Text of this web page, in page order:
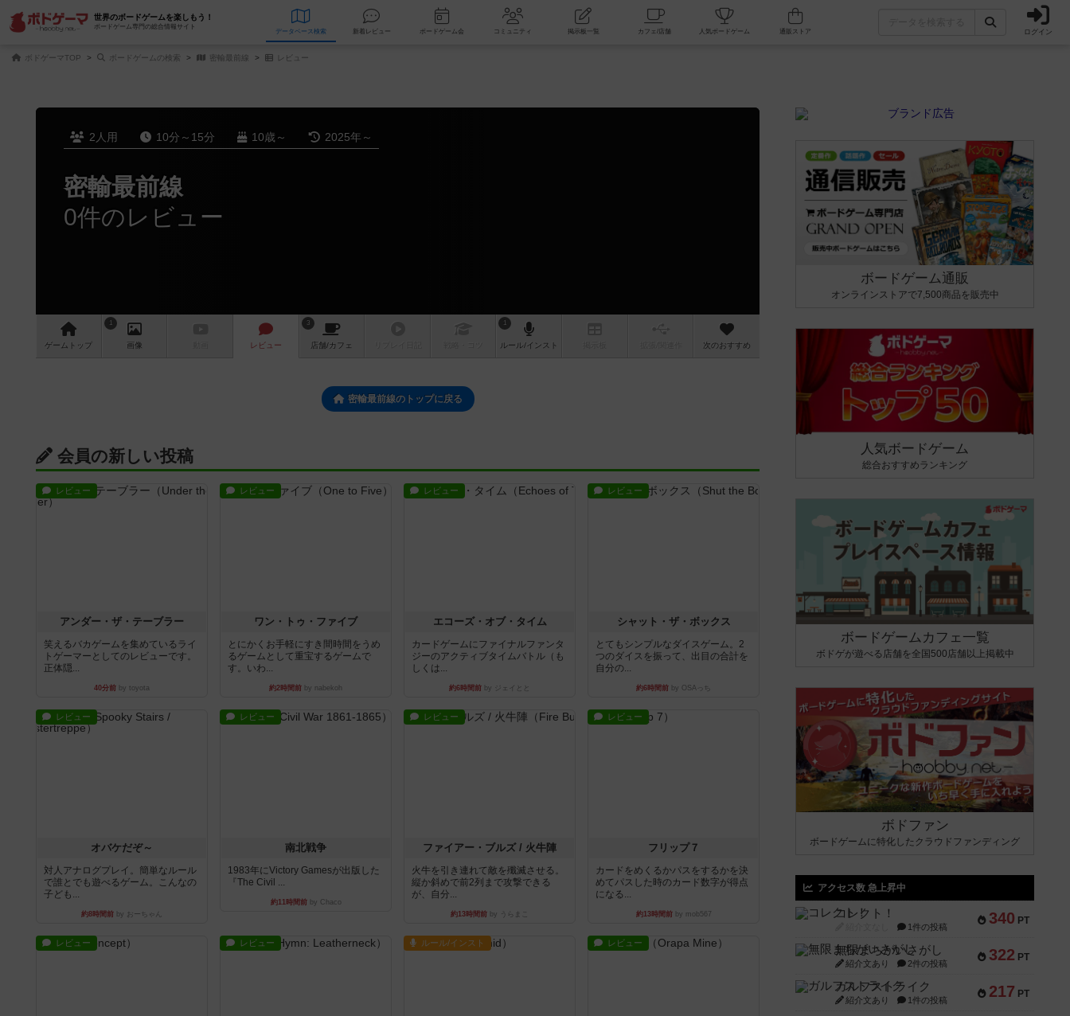
世界のボードゲームを楽しもう！
ボードゲーム専門の総合情報サイト
データベース 検索 新着レビュー ボードゲーム会 コミュニティ 掲示板一覧 カフェ/店舗 人気ボードゲーム ログイン
ボドゲーマTOP ボードゲームの検索 密輸最前線 レビュー
2人用 10分～15分 10歳～ 2025年～
密輸最前線
0件のレビュー
ゲーム トップ
1
画像 レビュー
3
店舗/カフェ
1
ルール/インスト 次のおすすめ
密輸最前線のトップに戻る
会員の新しい投稿
レビュー
アンダー・ザ・テーブラー
笑えるバカゲームを集めているライ
トゲーマーとしてのレビューです。
正体隠...
40分前 by toyota
レビュー
ワン・トゥ・ファイブ
とにかくお手軽にすき間時間をうめ
るゲームとして重宝するゲームで
す。いわ...
約2時間前 by nabekoh
レビュー
エコーズ・オブ・タイム
カードゲームにファイナルファンタ
ジーのアクティブタイムバトル（も
しくは...
約6時間前 by ジェイとと
レビュー
シャット・ザ・ボックス
とてもシンプルなダイスゲーム。2
つのダイスを振って、出目の合計を
自分の...
約6時間前 by OSAっち
レビュー
オバケだぞ～
対人アナログプレイ。簡単なルール
で誰とでも遊べるゲーム。こんなの
子ども...
約8時間前 by おーちゃん
レビュー
南北戦争
1983年にVictory Gamesが出版した
『The Civil ...
約11時間前by Chaco
レビュー
ファイアー・ブルズ / 火牛陣
火牛を引き連れて敵を殲滅させる。
縦か斜めで前2列まで攻撃できる
が、自分...
約13時間前 by うらまこ
レビュー
フリップ７
カードをめくるかパスをするかを決
めてパスした時のカード数字が得点
になる...
約13時間前by mob567
レビュー レビュー ルール/インスト レビュー
ボードゲーム通販
オンラインストアで7,500商品を販売中
人気ボードゲーム
総合おすすめランキング
ボードゲームカフェ一覧
ボドゲが遊べる店舗を全国500店舗以上掲載中
ボドファン
ボードゲームに特化したクラウドファンディング
アクセス数 急上昇中
340 PT
コレクト！
1件の投稿
322 PT
無限まちがいさがし
紹介文あり 2件の投稿
217 PT
ガルフストライク
紹介文あり 1件の投稿